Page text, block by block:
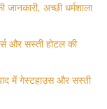
अच्छी धर्मशाला
और सस्ती होटल की
में गेस्टहाउस और सस्ती